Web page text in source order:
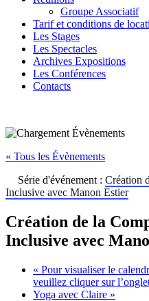
Groupe Associatif
Tarif et conditions de
Les Stages
Les Spectacles
Archives Expositions
Les Conférences
Contacts
« Tous les Évènements
Série d'événement : Création
Inclusive avec Manon Estier
Création de la
Inclusive avec
« Pour visualiser le
veuillez cliquer sur
Yoga avec Claire »